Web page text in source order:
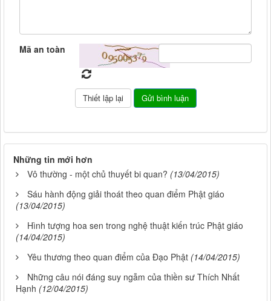
Mã an toàn
Những tin mới hơn
Vô thường - một chủ thuyết bi quan? (13/04/2015)
Sáu hành động giải thoát theo quan điểm Phật giáo
(13/04/2015)
Hình tượng hoa sen trong nghệ thuật kiến trúc Phật giáo
(14/04/2015)
Yêu thương theo quan điểm của Đạo Phật (14/04/2015)
Những câu nói đáng suy ngẫm của thiền sư Thích Nhất
Hạnh (12/04/2015)